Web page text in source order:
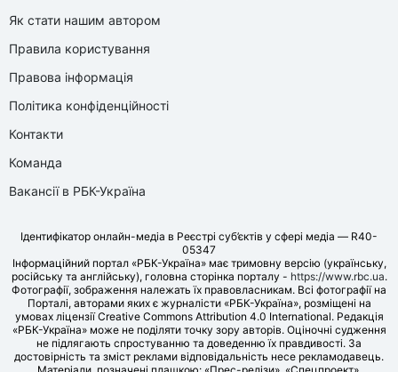
Як стати нашим автором
Правила користування
Правова інформація
Політика конфіденційності
Контакти
Команда
Вакансії в РБК-Україна
Ідентифікатор онлайн-медіа в Реєстрі суб’єктів у сфері медіа — R40-
05347
Інформаційний портал «РБК-Україна» має тримовну версію (українську,
російську та англійську), головна сторінка порталу - https://www.rbc.ua.
Фотографії, зображення належать їх правовласникам. Всі фотографії на
Порталі, авторами яких є журналісти «РБК-Україна», розміщені на
умовах ліцензії Creative Commons Attribution 4.0 International. Редакція
«РБК-Україна» може не поділяти точку зору авторів. Оціночні судження
не підлягають спростуванню та доведенню їх правдивості. За
достовірність та зміст реклами відповідальність несе рекламодавець.